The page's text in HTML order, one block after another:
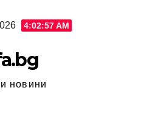
4:02:58 AM
новини